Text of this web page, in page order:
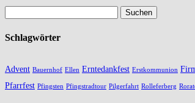
Schlagwörter
Advent Bauernhof Ellen Erntedankfest Erstkommunion
Pfarrfest Pfingsten Pfingstradtour Pilgerfahrt Rolleferberg